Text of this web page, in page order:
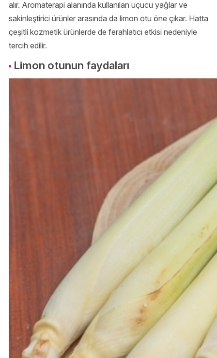
alır. Aromaterapi alanında kullanılan uçucu yağlar ve
sakinleştirici ürünler arasında da limon otu öne çıkar. Hatta
çeşitli kozmetik ürünlerde de ferahlatıcı etkisi nedeniyle
tercih edilir.
Limon otunun faydaları